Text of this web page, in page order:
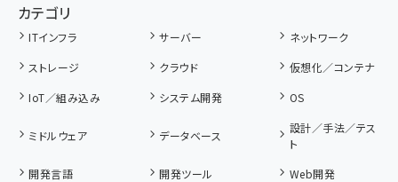
カテゴリ
ITインフラ サーバー
ネットワーク
ストレージ
クラウド
仮想化／コンテナ
IoT／組み込み
システム開発 OS
ミドルウェア データベース
設計／手法／テス
ト
開発言語
開発ツール
Web開発